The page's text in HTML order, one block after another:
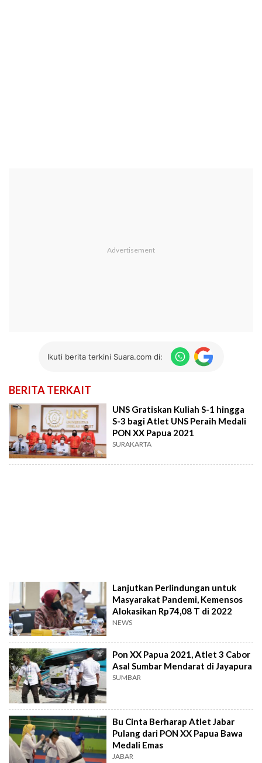
Ikuti berita terkini Suara.com di:
BERITA TERKAIT
UNS Gratiskan Kuliah S-1 hingga
S-3 bagi Atlet UNS Peraih Medali
PON XX Papua 2021
SURAKARTA
Lanjutkan Perlindungan untuk
Masyarakat Pandemi, Kemensos
Alokasikan Rp74,08 T di 2022
NEWS
Pon XX Papua 2021, Atlet 3 Cabor
Asal Sumbar Mendarat di Jayapura
SUMBAR
Bu Cinta Berharap Atlet Jabar
Pulang dari PON XX Papua Bawa
Medali Emas
JABAR